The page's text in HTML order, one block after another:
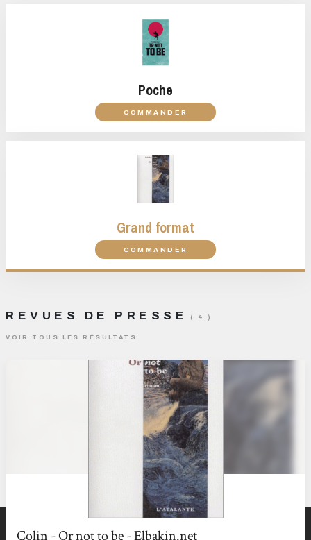
Poche
COMMANDER
Grand format
COMMANDER
REVUES DE PRESSE ( 4 )
VOIR TOUS LES RÉSULTATS
Colin - Or not to be - Elbakin.net